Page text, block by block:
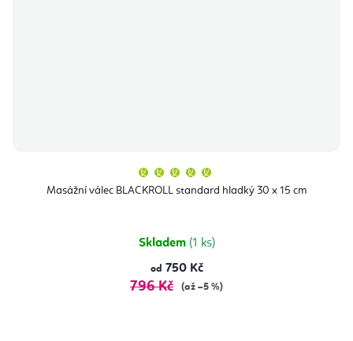
Masážní válec BLACKROLL standard hladký 30 x 15 cm
produktu
je
Skladem (1 ks)
od 750 Kč
796 Kč (až –5 %)